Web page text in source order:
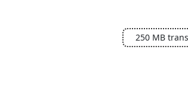
250 MB